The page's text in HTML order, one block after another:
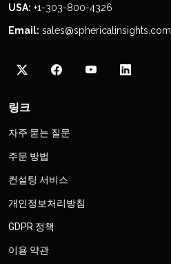
USA: +1-303-800-4326
Email: sales@sphericalinsights.com
링크
자주 묻는 질문
주문 방법
컨설팅 서비스
개인정보처리방침
GDPR 정책
이용 약관